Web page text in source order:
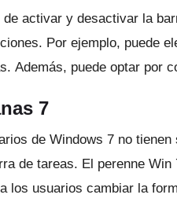
de activar y desactivar la
Por ejemplo, puede
Además, puede optar por
7
de Windows 7 no
de tareas. El perenne
los usuarios cambiar la